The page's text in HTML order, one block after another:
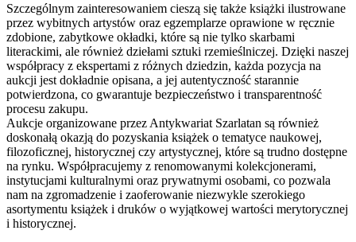
Szczególnym zainteresowaniem cieszą się także książki ilustrowane
przez wybitnych artystów oraz egzemplarze oprawione w ręcznie
zdobione, zabytkowe okładki, które są nie tylko skarbami
literackimi, ale również dziełami sztuki rzemieślniczej. Dzięki naszej
współpracy z ekspertami z różnych dziedzin, każda pozycja na
aukcji jest dokładnie opisana, a jej autentyczność starannie
potwierdzona, co gwarantuje bezpieczeństwo i transparentność
procesu zakupu.
Aukcje organizowane przez Antykwariat Szarlatan są również
doskonałą okazją do pozyskania książek o tematyce naukowej,
filozoficznej, historycznej czy artystycznej, które są trudno dostępne
na rynku. Współpracujemy z renomowanymi kolekcjonerami,
instytucjami kulturalnymi oraz prywatnymi osobami, co pozwala
nam na zgromadzenie i zaoferowanie niezwykle szerokiego
asortymentu książek i druków o wyjątkowej wartości merytorycznej
i historycznej.